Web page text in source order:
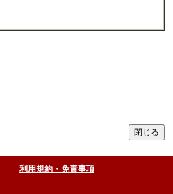
利用規約・免責事項